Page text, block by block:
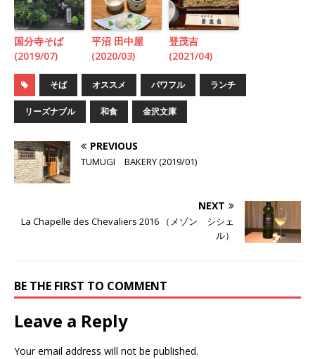
国分寺そば
(2019/07)
平沼 田中屋
(2020/03)
登茂吉
(2021/04)
そば オススメ パワフル ランチ
リーズナブル 和食 金沢文庫
PREVIOUS
TUMUGI BAKERY (2019/01)
NEXT
La Chapelle des Chevaliers 2016 （メゾン シシェ
ル）
BE THE FIRST TO COMMENT
Leave a Reply
Your email address will not be published.